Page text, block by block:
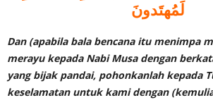
لَمُهتَدونَ
Dan (apabila bala bencana itu menimpa
merayu kepada Nabi Musa dengan
yang bijak pandai, pohonkanlah kepada
keselamatan untuk kami dengan